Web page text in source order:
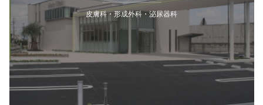
皮膚科・形成外科・泌尿器科